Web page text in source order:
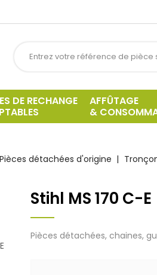
DE RECHANGE
AFFÛTAGE
&
Pièces détachées d'origine
Stihl MS 170 C-E
Pièces détachées, chaines,